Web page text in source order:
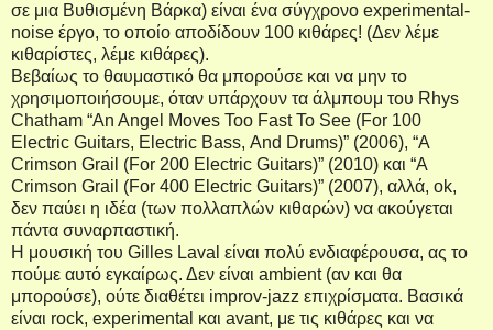
σε μια Βυθισμένη Βάρκα) είναι ένα σύγχρονο experimental -
noise έργο, το οποίο αποδίδουν 100 κιθάρες! (Δεν λέμε
κιθαρίστες, λέμε κιθάρες).
Βεβαίως το θαυμαστικό θα μπορούσε και να μην το
χρησιμοποιήσουμε, όταν υπάρχουν τα άλμπουμ του Rhys
Chatham “An Angel Moves Too Fast To See (For 100
Electric Guitars, Electric Bass, And Drums)” (2006), “A
Crimson Grail (For 200 Electric Guitars)” (2010) και “A
Crimson Grail (For 400 Electric Guitars)” (2007), αλλά, ok,
δεν παύει η ιδέα (των πολλαπλών κιθαρών) να ακούγεται
πάντα συναρπαστική.
Η μουσική του Gilles Laval είναι πολύ ενδιαφέρουσα, ας το
πούμε αυτό εγκαίρως. Δεν είναι ambient(αν και θα
μπορούσε), ούτε διαθέτει improv-jazz επιχρίσματα. Βασικά
είναι rock, experimental και avant, με τις κιθάρες και να